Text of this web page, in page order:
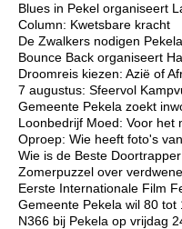
Blues in Pekel organiseert
Column: Kwetsbare kracht
De Zwalkers nodigen
Bounce Back organiseert
Droomreis kiezen: Azië of
7 augustus: Sfeervol
Gemeente Pekela zoekt
Loonbedrijf Moed: Voor
Oproep: Wie heeft foto's
Wie is de Beste
Zomerpuzzel over
Eerste Internationale Film
Gemeente Pekela wil 80
N366 bij Pekela op vrijdag